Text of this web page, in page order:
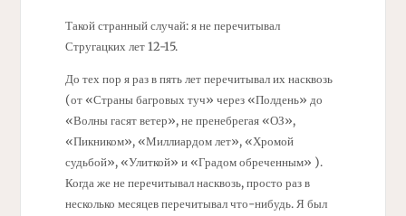
Такой странный случай: я не перечитывал
Стругацких лет 12-15.
До тех пор я раз в пять лет перечитывал их насквозь
(от «Страны багровых туч» через «Полдень» до
«Волны гасят ветер», не пренебрегая «ОЗ»,
«Пикником», «Миллиардом лет», «Хромой
судьбой», «Улиткой» и «Градом обреченным» ).
Когда же не перечитывал насквозь, просто раз в
несколько месяцев перечитывал что-нибудь. Я был